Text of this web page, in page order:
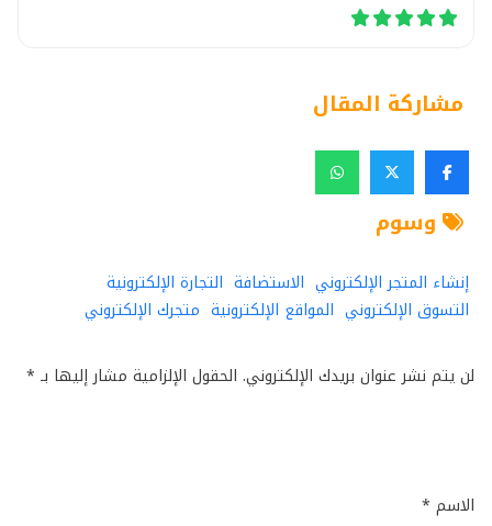
مشاركة المقال
وسوم
إنشاء المتجر الإلكتروني الاستضافة التجارة الإلكترونية
التسوق الإلكتروني المواقع الإلكترونية متجرك الإلكتروني
لن يتم نشر عنوان بريدك الإلكتروني. الحقول الإلزامية مشار إليها بـ *
الاسم *